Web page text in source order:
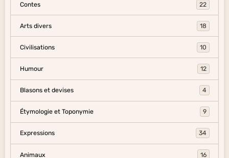
Contes 22
Arts divers 18
Civilisations 10
Humour 12
Blasons et devises 4
Étymologie et Toponymie 9
Expressions 34
Animaux 16